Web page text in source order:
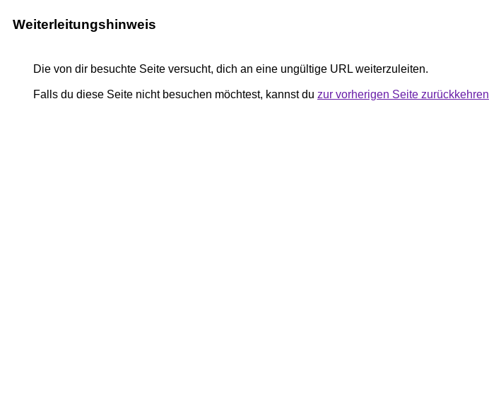
Weiterleitungshinweis
Die von dir besuchte Seite versucht, dich an eine ungültige URL weiterzuleiten.
Falls du diese Seite nicht besuchen möchtest, kannst du zur vorherigen Seite zurückkehren